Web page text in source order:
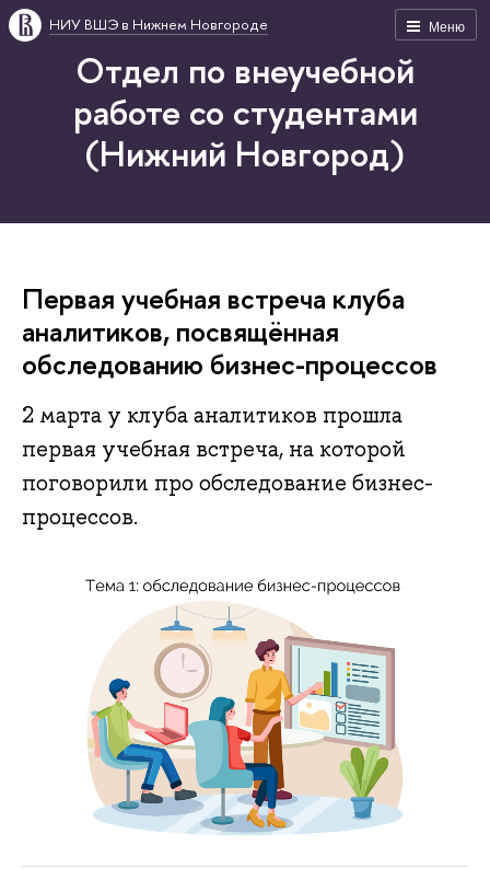
Меню
НИУ ВШЭ в Нижнем Новгороде
Отдел по внеучебной
работе со студентами
(Нижний Новгород)
Первая учебная встреча клуба
аналитиков, посвящённая
обследованию бизнес-процессов
2 марта у клуба аналитиков прошла
первая учебная встреча, на которой
поговорили про обследование бизнес-
процессов.